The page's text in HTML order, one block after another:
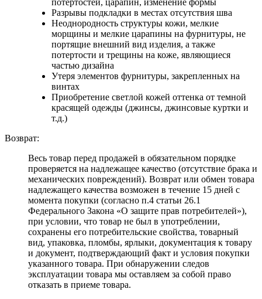
потертостей, царапин, изменение формы
Разрывы подкладки в местах отсутствия шва
Неоднородность структуры кожи, мелкие
морщины и мелкие царапины на фурнитуры, не
портящие внешний вид изделия, а также
потертости и трещины на коже, являющиеся
частью дизайна
Утеря элементов фурнитуры, закрепленных на
винтах
Приобретение светлой кожей оттенка от темной
красящей одежды (джинсы, джинсовые куртки и
т.д.)
Возврат:
Весь товар перед продажей в обязательном порядке
проверяется на надлежащее качество (отсутствие брака и
механических повреждений). Возврат или обмен товара
надлежащего качества возможен в течение 15 дней с
момента покупки (согласно п.4 статьи 26.1
Федерального Закона «О защите прав потребителей»),
при условии, что товар не был в употреблении,
сохранены его потребительские свойства, товарный
вид, упаковка, пломбы, ярлыки, документация к товару
и документ, подтверждающий факт и условия покупки
указанного товара. При обнаружении следов
эксплуатации товара мы оставляем за собой право
отказать в приеме товара.